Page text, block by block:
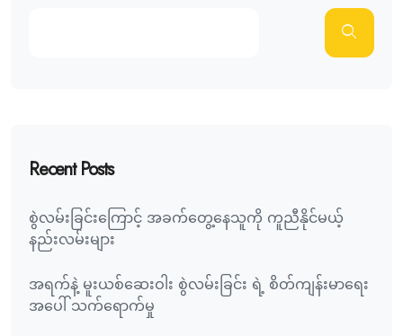
Recent Posts
စွဲလမ်းခြင်းကြောင့် အခက်တွေ့နေသူကို ကူညီနိုင်မယ့်
နည်းလမ်းများ
အရက်နဲ့ မူးယစ်ဆေးဝါး စွဲလမ်းခြင်း ရဲ့ စိတ်ကျန်းမာရေး
အပေါ် သက်ရောက်မှု